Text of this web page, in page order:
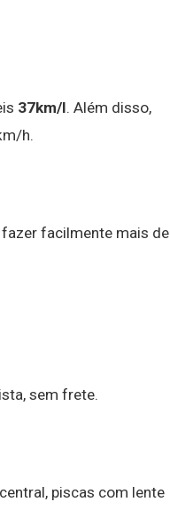
37km/l. Além disso,
h.
fazer facilmente mais de
sem frete.
piscas com lente